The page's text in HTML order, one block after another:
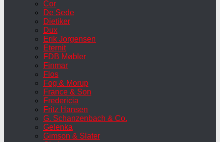
Cor
De Sede
Dietiker
Dux
Erik Jorgensen
Eternit
FDB Møbler
Finmar
Flos
Fog & Morup
France & Son
Fredericia
Fritz Hansen
G. Schanzenbach & Co.
Gelenka
Gimson & Slater